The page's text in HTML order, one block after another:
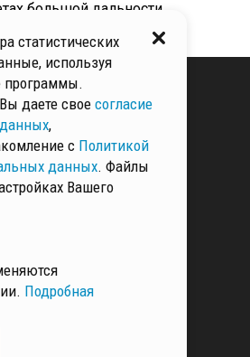
большой дальности
статистических
используя
программы.
даете свое согласие
,
с Политикой
данных. Файлы
Вашего
Подробная